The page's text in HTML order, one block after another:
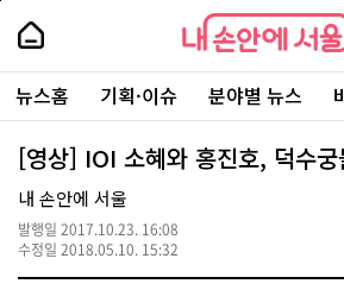
본
로
가
내
손
안
에
서
울
-
서
울
시
대
표
소
내
손
에
울
주
요
서
뉴스홈 기획·이슈 분야별 뉴스
[영상] IOI 소혜와 홍진호, 덕수궁
내 손안에 서울
발행일 2017.10.23. 16:08
수정일 2018.05.10. 15:32
페
상
단
로